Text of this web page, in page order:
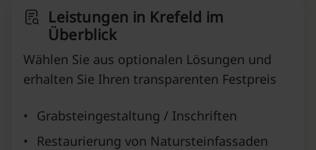
Leistungen in Krefeld⁠ im
Überblick
Wählen Sie aus optionalen Lösungen und
erhalten Sie Ihren transparenten Festpreis
•
Grabsteingestaltung / Inschriften
•
Restaurierung von Natursteinfassaden